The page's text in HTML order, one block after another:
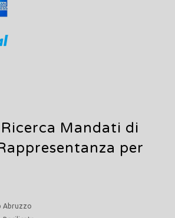
Ricerca Mandati di
per
Abruzzo